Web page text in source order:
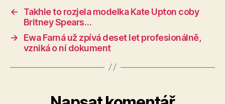
←
Takhle to rozjela modelka Kate Upton coby
Britney Spears…
→
Ewa Farná už zpívá deset let profesionálně,
vzniká o ní dokument